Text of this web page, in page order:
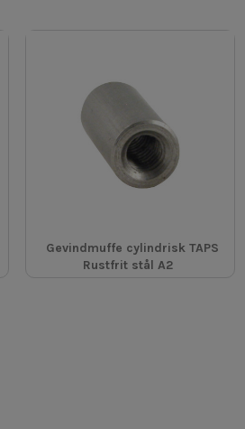
Gevindmuffe cylindrisk TAPS
Rustfrit stål A2